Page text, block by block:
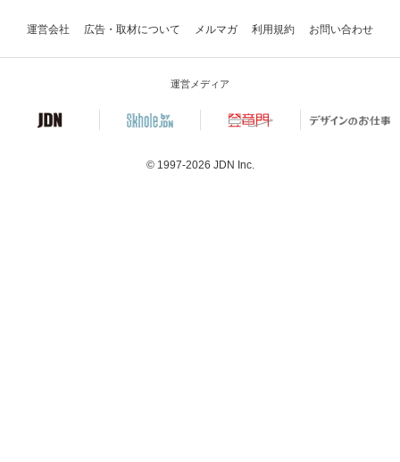
運営会社 広告・取材について メルマガ 利用規約 お問い合わせ
運営メディア
© 1997-2026 JDN Inc.